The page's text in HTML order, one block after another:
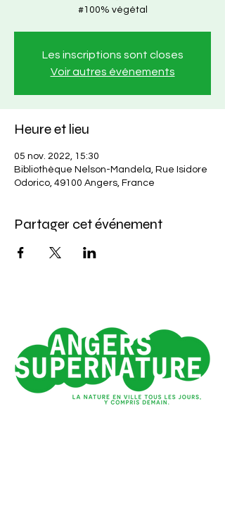
#100% végétal
Les inscriptions sont closes
Voir autres événements
Heure et lieu
05 nov. 2022, 15:30
Bibliothèque Nelson-Mandela, Rue Isidore
Odorico, 49100 Angers, France
Partager cet événement